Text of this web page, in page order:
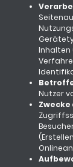
Inhalten
Nutzer